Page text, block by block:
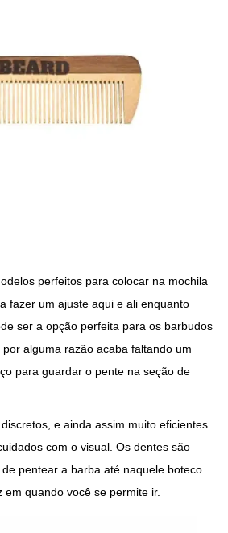
perfeitos para colocar na mochila
fazer um ajuste aqui e ali enquanto
ser a opção perfeita para os barbudos
alguma razão acaba faltando um
para guardar o pente na seção de
e ainda assim muito eficientes
com o visual. Os dentes são
pentear a barba até naquele boteco
quando você se permite ir.